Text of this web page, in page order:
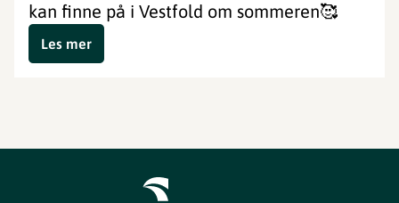
kan finne på i Vestfold om sommeren🥰
Les mer